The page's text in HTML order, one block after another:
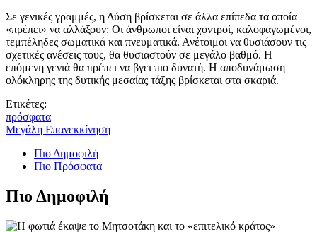
Σε γενικές γραμμές, η Δύση βρίσκεται σε άλλα επίπεδα τα οποία
«πρέπει» να αλλάξουν: Οι άνθρωποι είναι χοντροί, καλοφαγωμένοι,
τεμπέληδες σωματικά και πνευματικά. Ανέτοιμοι να θυσιάσουν τις
σχετικές ανέσεις τους, θα θυσιαστούν σε μεγάλο βαθμό. Η
επόμενη γενιά θα πρέπει να βγει πιο δυνατή. Η αποδυνάμωση
ολόκληρης της δυτικής μεσαίας τάξης βρίσκεται στα σκαριά.
Ετικέτες:
πρόσφατα
Μεγάλη Επανεκκίνηση
Πιο Δημοφιλή
Πιο Πρόσφατα
Πιο Δημοφιλή